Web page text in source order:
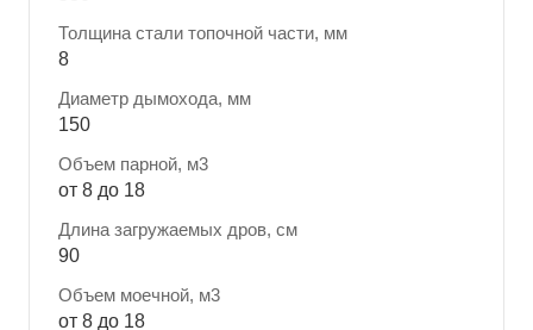
Толщина стали топочной части, мм
8
Диаметр дымохода, мм
150
Объем парной, м3
от 8 до 18
Длина загружаемых дров, см
90
Объем моечной, м3
от 8 до 18